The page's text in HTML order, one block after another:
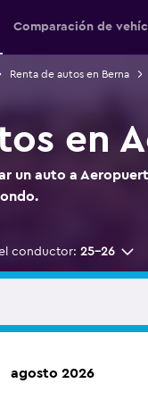
Comparación de
Renta de autos en Berna
en
un auto a
conductor: 25-26
agosto 2026